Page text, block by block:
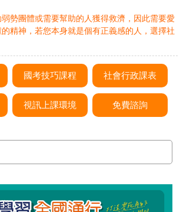
勢團體或需要幫助的人獲得救濟，因此需要愛
精神，若您本身就是個有正義感的人，選擇社
國考技巧課程 社會行政課表
視訊上課環境 免費諮詢